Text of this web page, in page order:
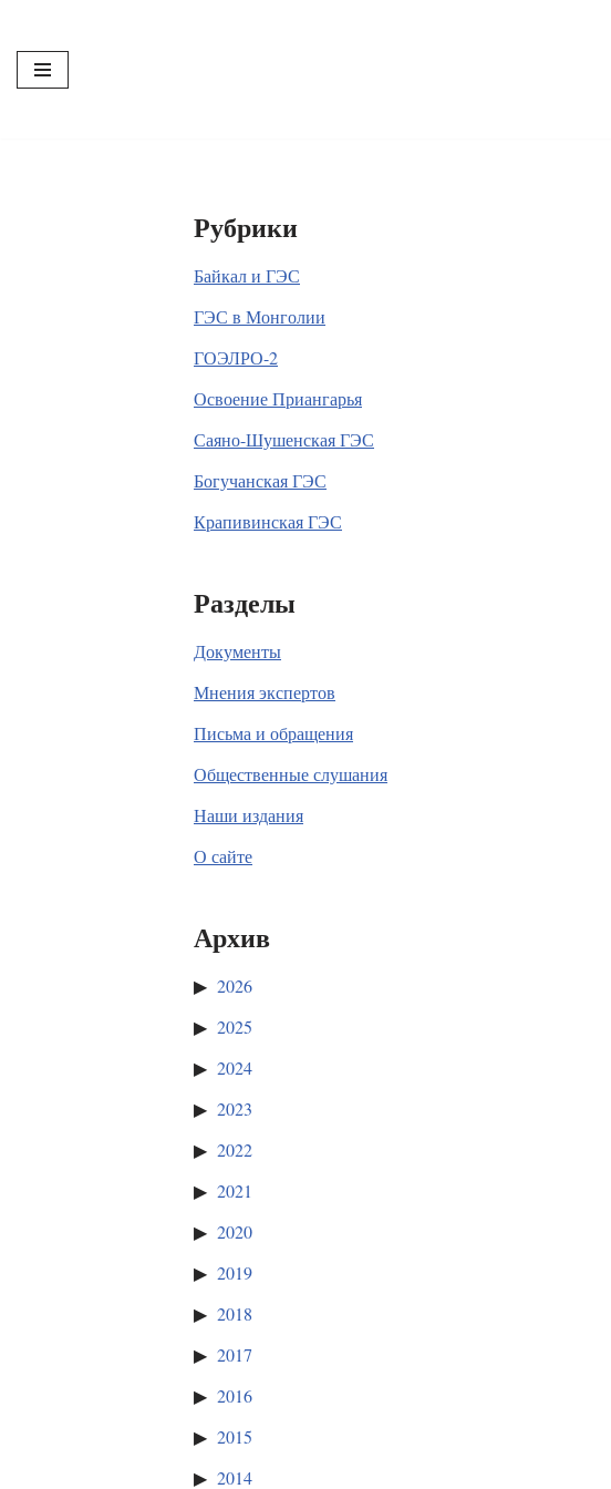
Перейти
к
Рубрики
Байкал и ГЭС
ГЭС в Монголии
ГОЭЛРО-2
Освоение Приангарья
Саяно-Шушенская ГЭС
Богучанская ГЭС
Крапивинская ГЭС
Разделы
Документы
Мнения экспертов
Письма и обращения
Общественные слушания
Наши издания
О сайте
Архив
2026
2025
2024
2023
2022
2021
2020
2019
2018
2017
2016
2015
2014